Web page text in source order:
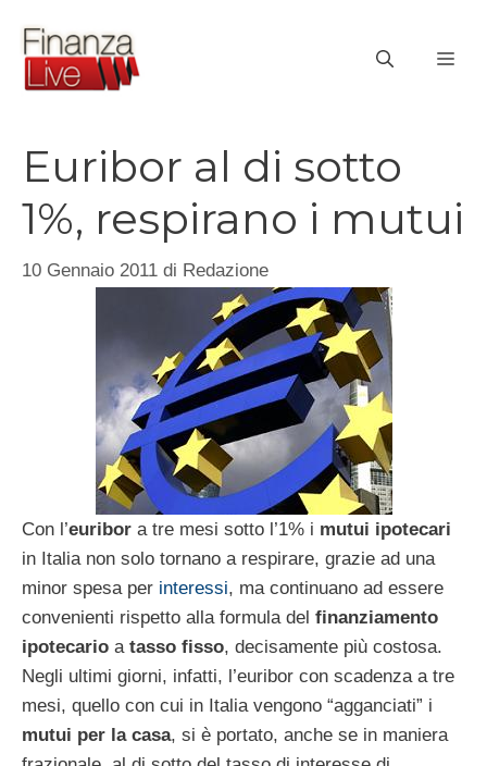
contenuto
Euribor al di sotto
1%, respirano i mutui
10 Gennaio 2011 di Redazione
Con l’euribor a tre mesi sotto l’1% i mutui ipotecari
in Italia non solo tornano a respirare, grazie ad una
minor spesa per interessi, ma continuano ad essere
convenienti rispetto alla formula del finanziamento
ipotecario a tasso fisso, decisamente più costosa.
Negli ultimi giorni, infatti, l’euribor con scadenza a tre
mesi, quello con cui in Italia vengono “agganciati” i
mutui per la casa, si è portato, anche se in maniera